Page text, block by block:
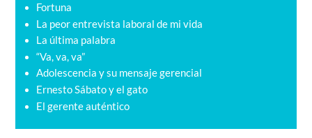
Fortuna
La peor entrevista laboral de mi vida
La última palabra
“Va, va, va”
Adolescencia y su mensaje gerencial
Ernesto Sábato y el gato
El gerente auténtico